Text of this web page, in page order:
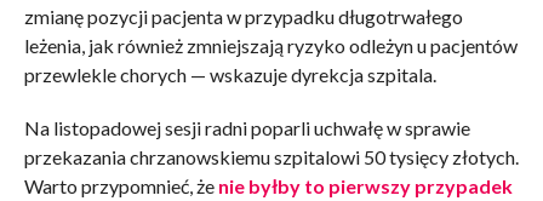
zmianę pozycji pacjenta w przypadku długotrwałego
leżenia, jak również zmniejszają ryzyko odleżyn u pacjentów
przewlekle chorych — wskazuje dyrekcja szpitala.
Na listopadowej sesji radni poparli uchwałę w sprawie
przekazania chrzanowskiemu szpitalowi 50 tysięcy złotych.
Warto przypomnieć, że nie byłby to pierwszy przypadek